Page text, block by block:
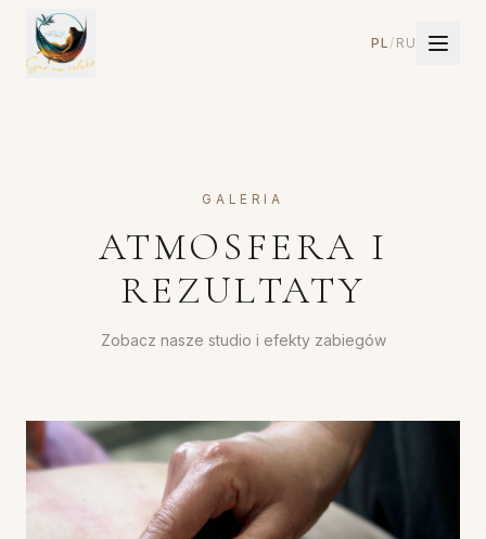
PL / RU
GALERIA
ATMOSFERA I
REZULTATY
Zobacz nasze studio i efekty zabiegów